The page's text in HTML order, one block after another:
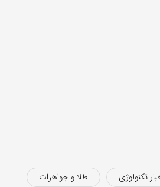
تکنولوژی طلا و جواهرات